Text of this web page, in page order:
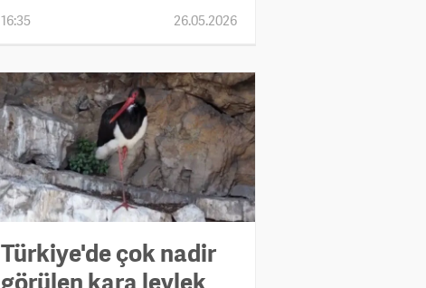
16:35 26.05.2026
Türkiye'de çok nadir